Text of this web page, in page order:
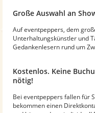
Große Auswahl an
Auf eventpeppers, dem
Unterhaltungskünstler und
Gedankenlesern rund um
Kostenlos. Keine
nötig!
Bei eventpeppers fallen für
bekommen einen